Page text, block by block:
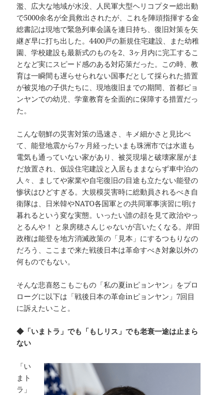
濫、広大な地域が水没、人民軍大型ヘリコプター総出動
で5000余名が全員救出されたが、これを陣頭指揮する金
総書記は現地で緊急列車会議を連日持ち、復旧対策を矢
継ぎ早に打ち出した。4400戸の新規住宅建設、また幼稚
園、学校建設も最新式のものを2、3ヶ月内に完工するこ
となど実にスピード感のある対応策だった。この時、教
育は一瞬間も遅らせられない国事だとして採られた措置
が被災地の子供たちに、現地復旧までの期間、首都ピョ
ンヤンでの幼児、学童教育を全面的に保障する措置だっ
た。
こんな朝鮮の災害対策の迅速さ、キメ細かさと見比べ
て、能登地震から7ヶ月経ったいまも珠洲市では水道も
電気も通っていない家があり、被災現場と破壊家屋がま
だ放置され、仮設住宅建設と入居もままならず車中泊の
人々、ましてや家業や自宅復旧の目途も立たない能登の
惨状はひどすぎる。大規模災害時に総動員されるべき自
衛隊は、日米韓やNATO各国軍との共同軍事演習に明け
暮れるという変な実態。いったい誰の顔を見て政治やっ
とるんや！ と泉房穂さんじゃないが言いたくなる。岸田
政権は能登を地方消滅政策の「見本」にするつもりなの
だろう、ここまで来た戦後日本は革命すべき対象以外の
何ものでもない。
そんな悲喜怒こもごもの「私の夏inピョンヤン」をプロ
ローグに以下は「戦後日本の革命inピョンヤン」7回目
に訴えたいこと。
◆「いまトラ」でも「もしリス」でも老衰一途は止まら
ない
「い
まト
ラ」